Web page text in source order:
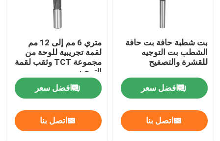
بت شطبة حافة بت حافة
الشطب بت التوجيه
للقشرة والتصفيح
افضل سعر
اتصل بنا
متري 6 مم إلى 12 مم
لقمة تجريبية للوحة من
مجموعة TCT وثقب لقمة
التوجيه
افضل سعر
اتصل بنا